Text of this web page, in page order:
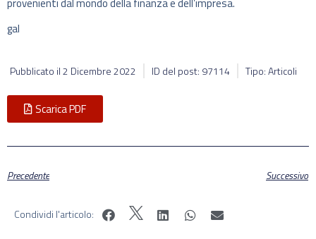
gal
Pubblicato il2 Dicembre 2022 ID del post: 97114 Tipo: Articoli
Scarica PDF
Precedente Successivo
Condividi l'articolo: